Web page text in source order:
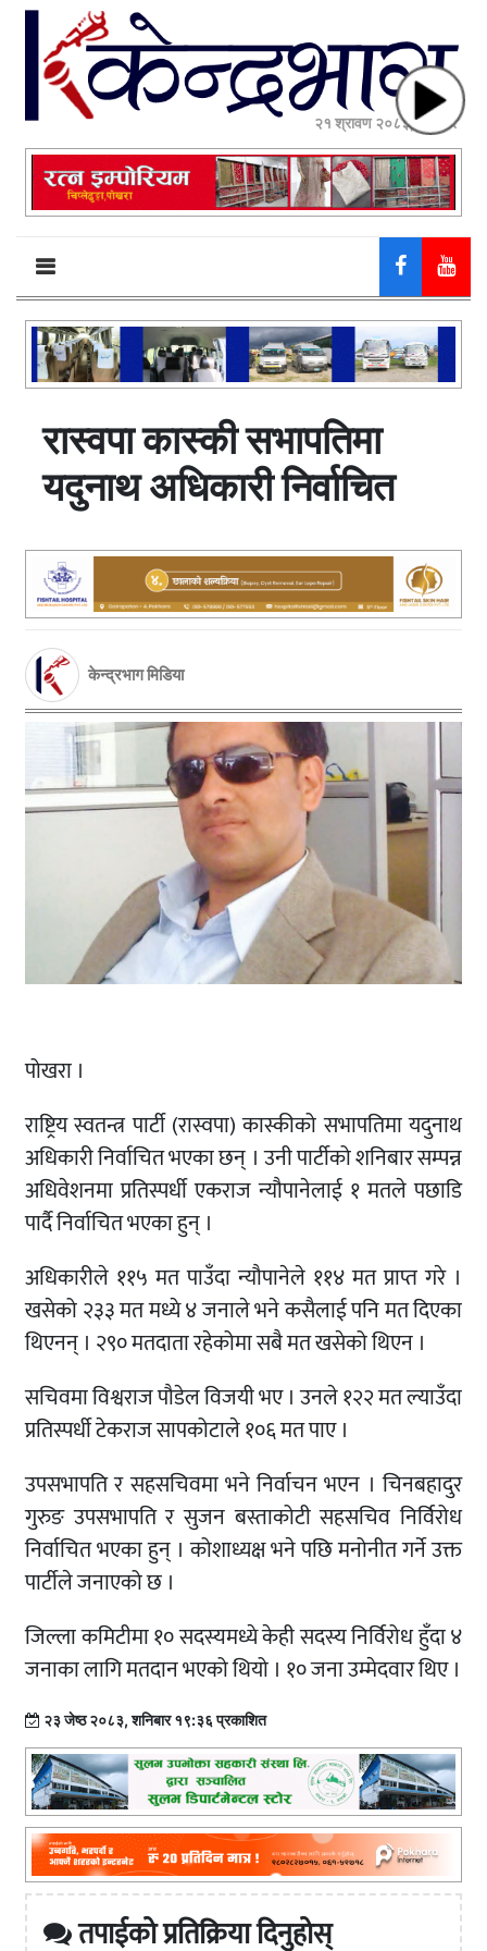
२१ श्रावण २०८३, बिहीबार
रास्वपा कास्की सभापतिमा
यदुनाथ अधिकारी निर्वाचित
केन्द्रभाग मिडिया
पोखरा ।
राष्ट्रिय स्वतन्त्र पार्टी (रास्वपा) कास्कीको सभापतिमा यदुनाथ
अधिकारी निर्वाचित भएका छन् । उनी पार्टीको शनिबार सम्पन्न
अधिवेशनमा प्रतिस्पर्धी एकराज न्यौपानेलाई १ मतले पछाडि
पार्दै निर्वाचित भएका हुन् ।
अधिकारीले ११५ मत पाउँदा न्यौपानेले ११४ मत प्राप्त गरे ।
खसेको २३३ मत मध्ये ४ जनाले भने कसैलाई पनि मत दिएका
थिएनन् । २९० मतदाता रहेकोमा सबै मत खसेको थिएन ।
सचिवमा विश्वराज पौडेल विजयी भए । उनले १२२ मत ल्याउँदा
प्रतिस्पर्धी टेकराज सापकोटाले १०६ मत पाए ।
उपसभापति र सहसचिवमा भने निर्वाचन भएन । चिनबहादुर
गुरुङ उपसभापति र सुजन बस्ताकोटी सहसचिव निर्विरोध
निर्वाचित भएका हुन् । कोशाध्यक्ष भने पछि मनोनीत गर्ने उक्त
पार्टीले जनाएको छ ।
जिल्ला कमिटीमा १० सदस्यमध्ये केही सदस्य निर्विरोध हुँदा ४
जनाका लागि मतदान भएको थियो । १० जना उम्मेदवार थिए ।
२३ जेष्ठ २०८३, शनिबार १९:३६ प्रकाशित
तपाईको प्रतिक्रिया दिनुहोस्